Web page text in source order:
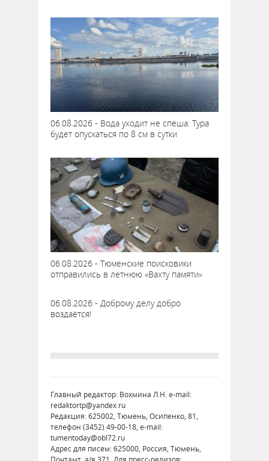
06.08.2026 - Вода уходит не спеша: Тура
будет опускаться по 8 см в сутки
06.08.2026 - Тюменские поисковики
отправились в летнюю «Вахту памяти»
06.08.2026 - Доброму делу добро
воздаётся!
Главный редактор: Вохмина Л.Н. e-mail:
redaktortp@yandex.ru
Редакция: 625002, Тюмень, Осипенко, 81,
телефон (3452) 49-00-18, e-mail:
tumentoday@obl72.ru
Адрес для писем: 625000, Россия, Тюмень,